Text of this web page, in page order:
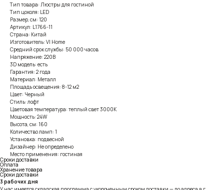
Тип товара: Люстры для гостиной
Тип цоколя: LED
Размер, см: 120
Артикул: L1766-11
Страна: Китай
Изготовитель: VI Home
Средний срок службы: 50 000 часов
Напряжение: 220В
3D модель: есть
Гарантия: 2 года
Материал: Металл
Площадь освещения: 8-12 м2
Цвет: Черный
Стиль: лофт
Цветовая температура: теплый свет 3000К
Мощность: 24W
Высота, см: 160
Количество ламп: 1
Установка: подвесной
Дизайнер: Не определено
Место применения: гостиная
Сроки доставки
Оплата
Хранение товара
Сроки доставки
3 рабочих дня